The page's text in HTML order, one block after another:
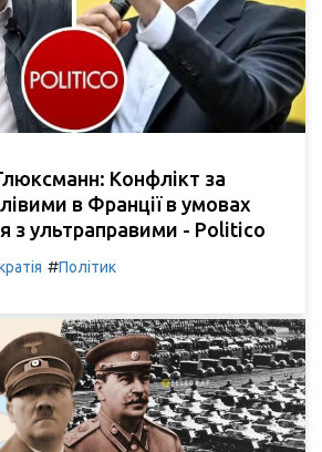
Конфлікт за
в Франції в умовах
з ультраправими - Politico
#Політик